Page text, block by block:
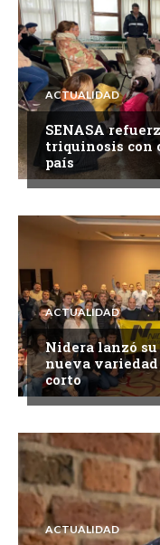
ACTUALIDAD
SENASA
triquinosis con
país
ACTUALIDAD
Nidera lanzó su
nueva
corto
ACTUALIDAD